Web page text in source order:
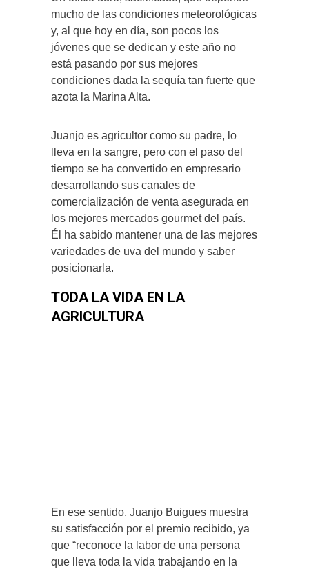
mucho de las condiciones meteorológicas
y, al que hoy en día, son pocos los
jóvenes que se dedican y este año no
está pasando por sus mejores
condiciones dada la sequía tan fuerte que
azota la Marina Alta.
Juanjo es agricultor como su padre, lo
lleva en la sangre, pero con el paso del
tiempo se ha convertido en empresario
desarrollando sus canales de
comercialización de venta asegurada en
los mejores mercados gourmet del país.
Él ha sabido mantener una de las mejores
variedades de uva del mundo y saber
posicionarla.
TODA LA VIDA EN LA
AGRICULTURA
En ese sentido, Juanjo Buigues muestra
su satisfacción por el premio recibido, ya
que “reconoce la labor de una persona
que lleva toda la vida trabajando en la